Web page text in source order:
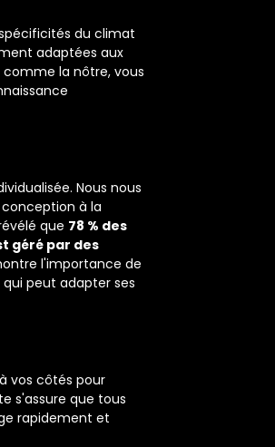
du climat
adaptées aux
la nôtre, vous
Nous nous
à la
que 78 % des
géré par des
l'importance de
peut adapter ses
vos côtés pour
s'assure que tous
rapidement et